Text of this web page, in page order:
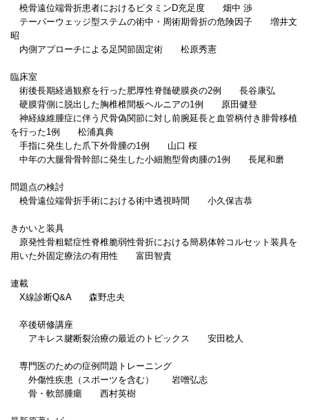
橈骨遠位端骨折患者におけるビタミンD充足度 畑中 渉
テーパーウェッジ型ステムの術中・周術期骨折の危険因子 増井文
昭
内側アプローチによる足関節固定術 松原秀憲
臨床室
術後長期経過観察を行った肥厚性脊髄硬膜炎の2例 長谷康弘
硬膜背側に脱出した胸椎椎間板ヘルニアの1例 原田健登
神経線維腫症に伴う尺骨偽関節に対し前腕延長と血管柄付き腓骨移植
を行った1例 松浦真典
手指に発生した爪下外骨腫の1例 山口 桜
中年の大腿骨骨幹部に発生した小細胞型骨肉腫の1例 長尾和磨
問題点の検討
橈骨遠位端骨折手術における術中透視時間 小久保吉恭
きかいと装具
原発性骨粗鬆症性脊椎脆弱性骨折における簡易体幹コルセット装具を
用いた外固定療法の有用性 富田智貴
連載
X線診断Q&A 森野忠夫
卒後研修講座
アキレス腱断裂治療の最近のトピックス 安田稔人
専門医のための症例問題トレーニング
外傷性疾患（スポーツを含む） 岩噌弘志
骨・軟部腫瘍 西村英樹